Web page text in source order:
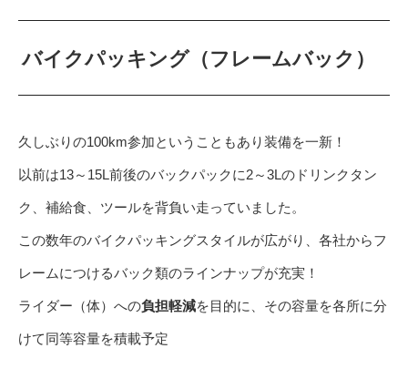
バイクパッキング（フレームバック）
久しぶりの100km参加ということもあり装備を一新！
以前は13～15L前後のバックパックに2～3Lのドリンクタン
ク、補給食、ツールを背負い走っていました。
この数年のバイクパッキングスタイルが広がり、各社からフ
レームにつけるバック類のラインナップが充実！
ライダー（体）への負担軽減を目的に、その容量を各所に分
けて同等容量を積載予定